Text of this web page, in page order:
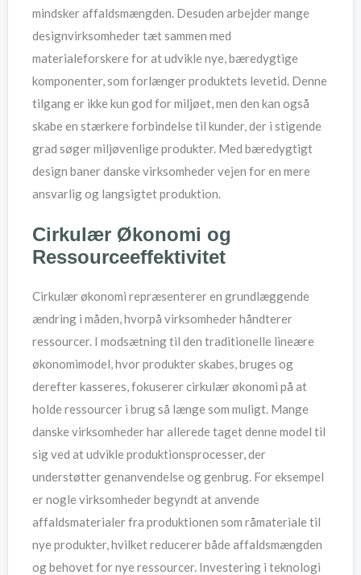
mindsker affaldsmængden. Desuden arbejder mange
designvirksomheder tæt sammen med
materialeforskere for at udvikle nye, bæredygtige
komponenter, som forlænger produktets levetid. Denne
tilgang er ikke kun god for miljøet, men den kan også
skabe en stærkere forbindelse til kunder, der i stigende
grad søger miljøvenlige produkter. Med bæredygtigt
design baner danske virksomheder vejen for en mere
ansvarlig og langsigtet produktion.
Cirkulær Økonomi og
Ressourceeffektivitet
Cirkulær økonomi repræsenterer en grundlæggende
ændring i måden, hvorpå virksomheder håndterer
ressourcer. I modsætning til den traditionelle lineære
økonomimodel, hvor produkter skabes, bruges og
derefter kasseres, fokuserer cirkulær økonomi på at
holde ressourcer i brug så længe som muligt. Mange
danske virksomheder har allerede taget denne model til
sig ved at udvikle produktionsprocesser, der
understøtter genanvendelse og genbrug. For eksempel
er nogle virksomheder begyndt at anvende
affaldsmaterialer fra produktionen som råmateriale til
nye produkter, hvilket reducerer både affaldsmængden
og behovet for nye ressourcer. Investering i teknologi